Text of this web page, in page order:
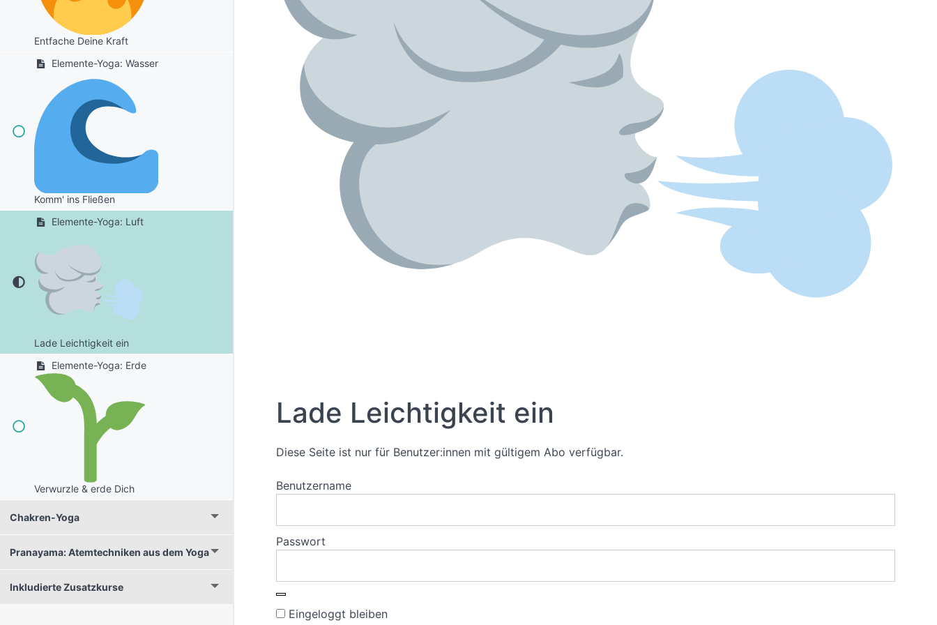
Entfache Deine Kraft
Elemente-Yoga: Wasser
Komm' ins Fließen
Elemente-Yoga: Luft
Lade Leichtigkeit ein
Elemente-Yoga: Erde
Verwurzle & erde Dich
Chakren-Yoga
Pranayama: Atemtechniken aus dem Yoga
Inkludierte Zusatzkurse
Lade Leichtigkeit ein
Diese Seite ist nur für Benutzer:innen mit gültigem Abo verfügbar.
Benutzername
Passwort
Eingeloggt bleiben